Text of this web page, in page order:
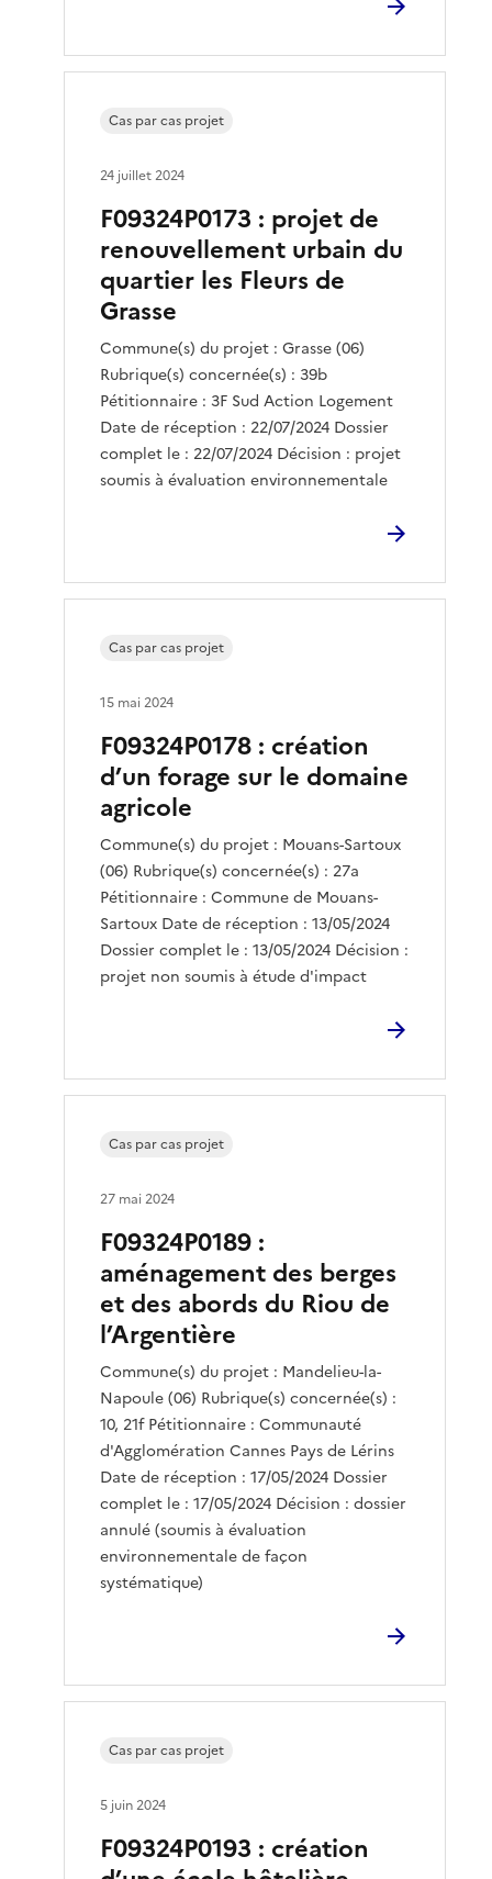
F09324P0173 : projet de
renouvellement urbain du
quartier les Fleurs de
Grasse
Commune(s) du projet : Grasse (06)
Rubrique(s) concernée(s) : 39b
Pétitionnaire : 3F Sud Action Logement
Date de réception : 22/07/2024 Dossier
complet le : 22/07/2024 Décision : projet
soumis à évaluation environnementale
Cas par cas projet
24 juillet 2024
F09324P0178 : création
d’un forage sur le domaine
agricole
Commune(s) du projet : Mouans-Sartoux
(06) Rubrique(s) concernée(s) : 27a
Pétitionnaire : Commune de Mouans-
Sartoux Date de réception : 13/05/2024
Dossier complet le : 13/05/2024 Décision :
projet non soumis à étude d'impact
Cas par cas projet
15 mai 2024
F09324P0189 :
aménagement des berges
et des abords du Riou de
l’Argentière
Commune(s) du projet : Mandelieu-la-
Napoule (06) Rubrique(s) concernée(s) :
10, 21f Pétitionnaire : Communauté
d'Agglomération Cannes Pays de Lérins
Date de réception : 17/05/2024 Dossier
complet le : 17/05/2024 Décision : dossier
annulé (soumis à évaluation
environnementale de façon
systématique)
Cas par cas projet
27 mai 2024
F09324P0193 : création
Cas par cas projet
5 juin 2024